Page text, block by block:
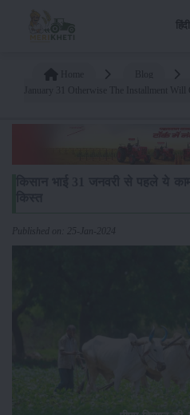
हिंदी
Published on: 25-Jan-2024